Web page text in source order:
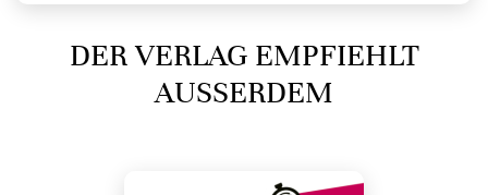
DER VERLAG EMPFIEHLT
AUSSERDEM